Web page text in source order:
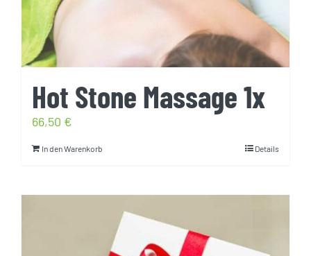
Hot Stone Massage 1x
66,50 €
In den Warenkorb Details